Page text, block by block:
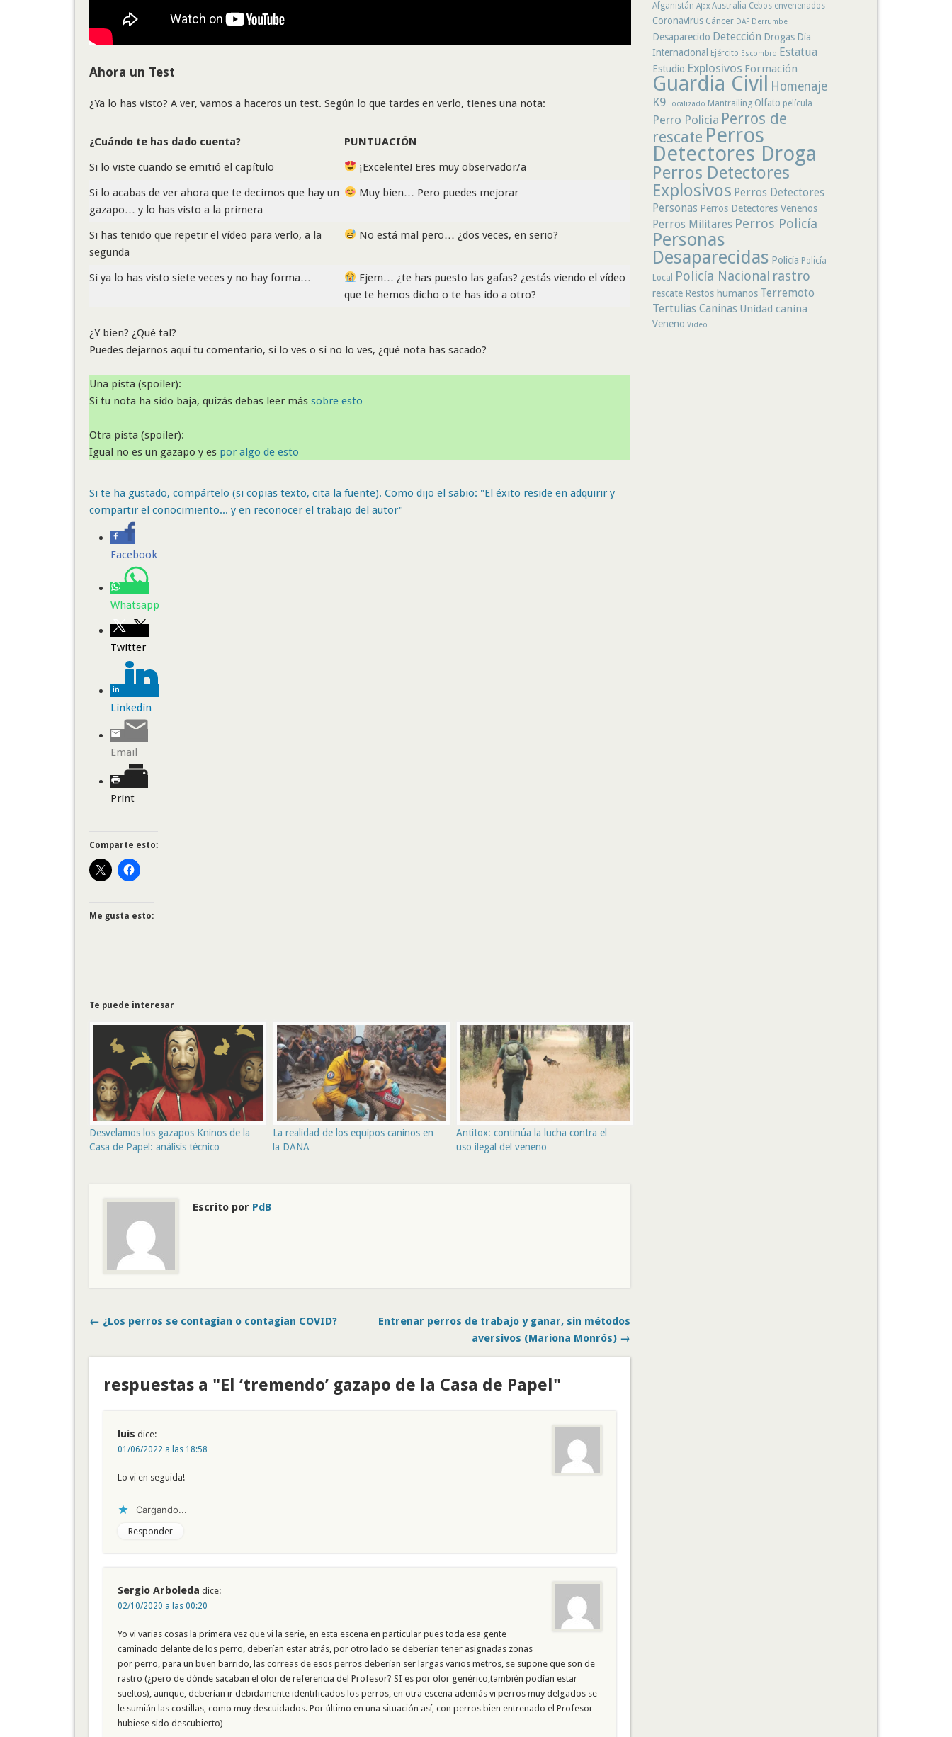
Ahora un Test
¿Ya lo has visto? A ver, vamos a haceros un test. Según lo que tardes en verlo, tienes una nota:
¿Cuándo te has dado cuenta?
PUNTUACIÓN
Si lo viste cuando se emitió el capítulo
¡Excelente! Eres muy observador/a
Si lo acabas de ver ahora que te decimos que hay un
gazapo… y lo has visto a la primera
Muy bien… Pero puedes mejorar
Si has tenido que repetir el vídeo para verlo, a la
segunda
No está mal pero… ¿dos veces, en serio?
Si ya lo has visto siete veces y no hay forma…
Ejem… ¿te has puesto las gafas? ¿estás viendo el vídeo
que te hemos dicho o te has ido a otro?
¿Y bien? ¿Qué tal?
Puedes dejarnos aquí tu comentario, si lo ves o si no lo ves, ¿qué nota has sacado?
Una pista (spoiler):
Si tu nota ha sido baja, quizás debas leer más sobre esto
Otra pista (spoiler):
Igual no es un gazapo y es por algo de esto
Si te ha gustado, compártelo (si copias texto, cita la fuente). Como dijo el sabio: "El éxito reside en adquirir y
compartir el conocimiento... y en reconocer el trabajo del autor"
Facebook
Whatsapp
Twitter
Linkedin
Email
Print
Comparte esto:
Me gusta esto:
Te puede interesar
Desvelamos los gazapos Kninos de la
Casa de Papel: análisis técnico
La realidad de los equipos caninos en
la DANA
Antitox: continúa la lucha contra el
uso ilegal del veneno
Escrito por PdB
← ¿Los perros se contagian o contagian COVID?
Entrenar perros de trabajo y ganar, sin métodos
aversivos (Mariona Monrós) →
respuestas a "El ‘tremendo’ gazapo de la Casa de Papel"
luis dice:
01/06/2022 a las 18:58
Lo vi en seguida!
Cargando...
Responder
Sergio Arboleda dice:
02/10/2020 a las 00:20
Yo vi varias cosas la primera vez que vi la serie, en esta escena en particular pues toda esa gente
caminado delante de los perro, deberían estar atrás, por otro lado se deberían tener asignadas zonas
por perro, para un buen barrido, las correas de esos perros deberían ser largas varios metros, se supone que son de
rastro (¿pero de dónde sacaban el olor de referencia del Profesor? SI es por olor genérico,también podían estar
sueltos), aunque, deberían ir debidamente identificados los perros, en otra escena además vi perros muy delgados se
le sumián las costillas, como muy descuidados. Por último en una situación así, con perros bien entrenado el Profesor
hubiese sido descubierto)
Afganistán Ajax Australia Cebos envenenados
Coronavirus Cáncer DAF Derrumbe
Desaparecido Detección Drogas Día
Internacional
Ejército Escombro Estatua
Estudio Explosivos Formación
Guardia Civil
Homenaje
K9 Localizado Mantrailing Olfato película
Perro Policia Perros de
rescate Perros
Detectores Droga
Perros Detectores
Explosivos Perros Detectores
Personas Perros Detectores Venenos
Perros Militares Perros Policía
Personas
Desaparecidas Policía Policía
Local
Policía Nacional rastro
rescate Restos humanos Terremoto
Tertulias Caninas Unidad canina
Veneno Video